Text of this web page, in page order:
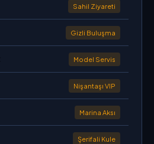
Sahil Ziyareti
Gizli Buluşma
Model Servis
Nişantaşı VIP
Marina Aksı
Şerifali Kule